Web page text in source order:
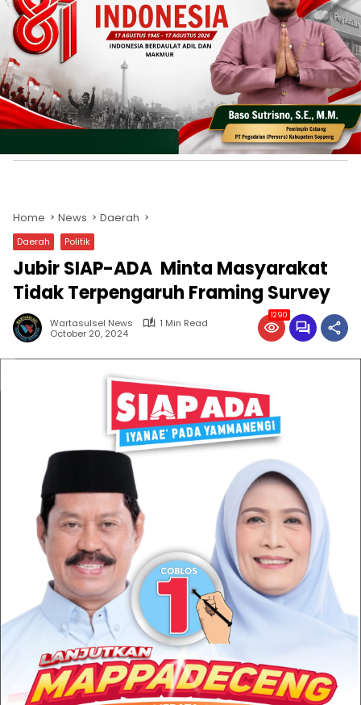
Home News Daerah
Daerah Politik
Jubir SIAP-ADA Minta Masyarakat
Tidak Terpengaruh Framing Survey
Wartasulsel News
1 Min Read
October 20, 2024
1290